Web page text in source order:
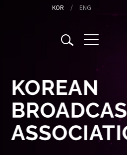
KOR ENG